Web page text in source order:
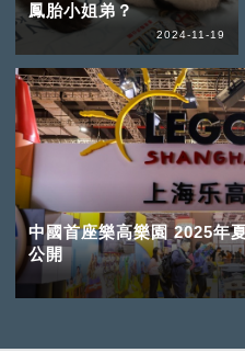
鳳胎小姐弟？
2024-11-19
中國首座樂高樂園 2025年
公開